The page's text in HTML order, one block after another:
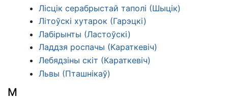
Лісцік серабрыстай таполі (Шыцік)
Літоўскі хутарок (Гарэцкі)
Лабірынты (Ластоўскі)
Ладдзя роспачы (Караткевіч)
Лебядзіны скіт (Караткевіч)
Львы (Пташнікаў)
М